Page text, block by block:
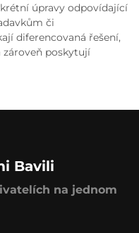
úpravy odpovídající
či
diferencovaná řešení,
poskytují
Bavili
na jednom